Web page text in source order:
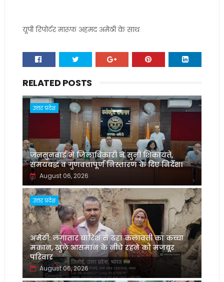
यूपी रिपोर्टर मारूफ अहमद अमेठी के साथ
RELATED POSTS
उत्तर प्रदेश
जनसुनवाई में जिलाधिकारी ने सुनीं शिकायतें,
समयबद्ध व गुणवत्तापूर्ण निस्तारण के दिए निर्देश।
August 06, 2026
उत्तर प्रदेश
अमेठी: लगातार बारिश से ढहा कलावती का कच्चा
मकान, खुले आसमान के नीचे रहने को मजबूर
परिवार
August 06, 2026